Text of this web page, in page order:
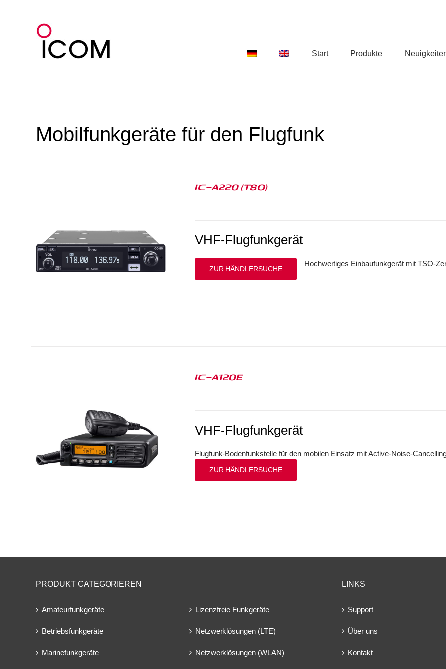
Start Produkte
Mobilfunkgeräte für den Flugfunk
IC-A220 (TSO)
VHF-Flugfunkgerät
Hochwertiges Einbaufunkgerät mit TSO-
ZUR HÄNDLERSUCHE
IC-A120E
VHF-Flugfunkgerät
Flugfunk-Bodenfunkstelle für den mobilen Einsatz mit Active-Noise-
ZUR HÄNDLERSUCHE
PRODUKT CATEGORIEREN
Amateurfunkgeräte
Betriebsfunkgeräte
Marinefunkgeräte
Lizenzfreie Funkgeräte
Netzwerklösungen (LTE)
Netzwerklösungen (WLAN)
LINKS
Support
Über uns
Kontakt